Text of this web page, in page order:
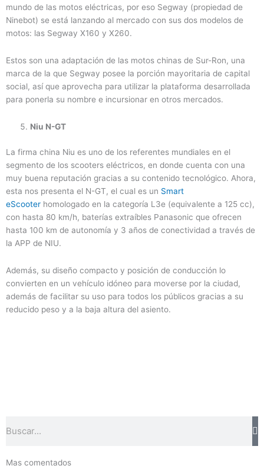
mundo de las motos eléctricas, por eso Segway (propiedad de
Ninebot) se está lanzando al mercado con sus dos modelos de
motos: las Segway X160 y X260.
Estos son una adaptación de las motos chinas de Sur-Ron, una
marca de la que Segway posee la porción mayoritaria de capital
social, así que aprovecha para utilizar la plataforma desarrollada
para ponerla su nombre e incursionar en otros mercados.
Niu N-GT
La firma china Niu es uno de los referentes mundiales en el
segmento de los scooters eléctricos, en donde cuenta con una
muy buena reputación gracias a su contenido tecnológico. Ahora,
esta nos presenta el N-GT, el cual es un Smart
eScooter homologado en la categoría L3e (equivalente a 125 cc),
con hasta 80 km/h, baterías extraíbles Panasonic que ofrecen
hasta 100 km de autonomía y 3 años de conectividad a través de
la APP de NIU.
Además, su diseño compacto y posición de conducción lo
convierten en un vehículo idóneo para moverse por la ciudad,
además de facilitar su uso para todos los públicos gracias a su
reducido peso y a la baja altura del asiento.
Mas comentados